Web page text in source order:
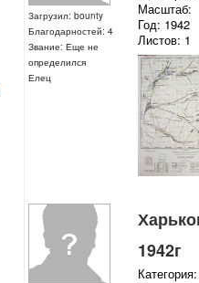
Загрузил: bounty
Благодарностей: 4
Звание: Еще не
определился
Елец
Масштаб:
Год: 1942
Листов: 1
1942г